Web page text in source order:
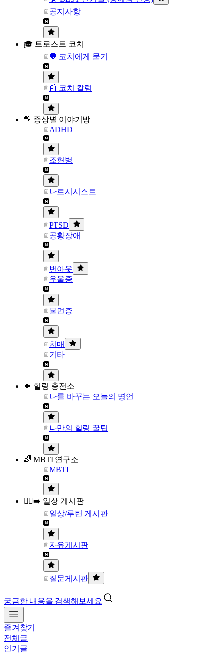
공지사항
🎓 트로스트 코치
💬 코치에게 묻기
📰 코치 칼럼
💛 증상별 이야기방
ADHD
조현병
나르시시스트
PTSD
공황장애
번아웃
우울증
불면증
치매
기타
🍀 힐링 충전소
나를 바꾸는 오늘의 명언
나만의 힐링 꿀팁
🌈 MBTI 연구소
MBTI
🏃‍♀️‍➡️ 일상 게시판
일상/루틴 게시판
자유게시판
질문게시판
궁금한 내용을 검색해보세요
즐겨찾기
전체글
인기글